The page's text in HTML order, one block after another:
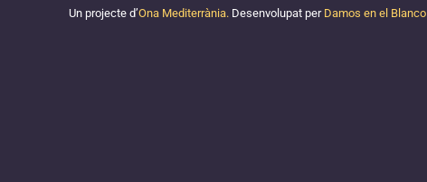
Un projecte d’Ona Mediterrània.Desenvolupat per Damos en el Blanco